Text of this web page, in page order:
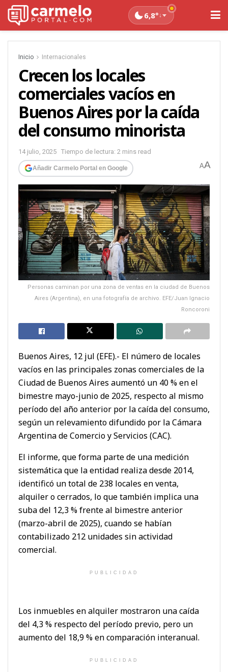
6,8°↓
Inicio Internacionales
Crecen los locales
comerciales vacíos en
Buenos Aires por la caída
del consumo minorista
14 julio, 2025 Tiempo de lectura: 2 mins read
Añadir Carmelo Portal en Google AA
Personas caminan por una zona de ventas en la ciudad de Buenos
Aires (Argentina), en una fotografía de archivo. EFE/Juan Ignacio
Roncoroni
Buenos Aires, 12 jul (EFE).- El número de locales
vacíos en las principales zonas comerciales de la
Ciudad de Buenos Aires aumentó un 40 % en el
bimestre mayo-junio de 2025, respecto al mismo
período del año anterior por la caída del consumo,
según un relevamiento difundido por la Cámara
Argentina de Comercio y Servicios (CAC).
El informe, que forma parte de una medición
sistemática que la entidad realiza desde 2014,
identificó un total de 238 locales en venta,
alquiler o cerrados, lo que también implica una
suba del 12,3 % frente al bimestre anterior
(marzo-abril de 2025), cuando se habían
contabilizado 212 unidades sin actividad
comercial.
PUBLICIDAD
Los inmuebles en alquiler mostraron una caída
del 4,3 % respecto del período previo, pero un
aumento del 18,9 % en comparación interanual.
PUBLICIDAD